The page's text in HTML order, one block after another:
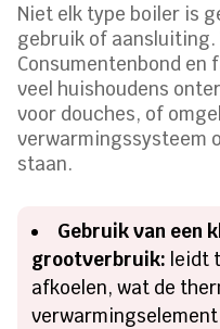
Niet elk type boiler is
gebruik of
Consumentenbond
veel huishoudens
voor douches, of
verwarmingssysteem
staan.
Gebruik van een
grootverbruik: leidt
afkoelen, wat de